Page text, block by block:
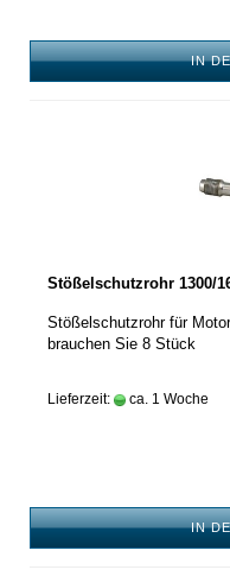
IN
Stößelschutzrohr 1300/
Stößelschutzrohr für
brauchen Sie 8 Stück
Lieferzeit: ca. 1 Woche
IN